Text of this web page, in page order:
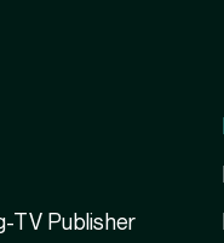
TV Publisher